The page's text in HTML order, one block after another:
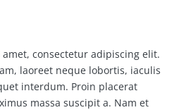
consectetur adipiscing elit.
laoreet neque lobortis, iaculis
interdum. Proin placerat
massa suscipit a. Nam et